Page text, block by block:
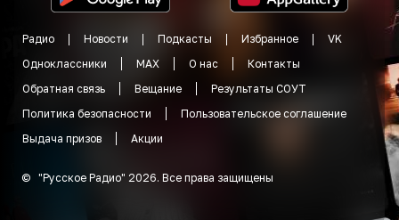
Радио Новости Подкасты Избранное
VK
Одноклассники
MAX О нас
Контакты
Обратная связь
Вещание
Результаты СОУТ
Политика безопасности
Пользовательское соглашение
Выдача призов
Акции
© "Русское Радио" 2026. Все права защищены